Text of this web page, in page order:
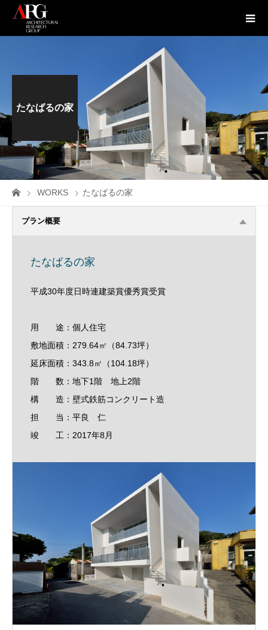
たなばるの家
WORKS たなばるの家
プラン概要
たなばるの家
平成30年度日時連建築賞優秀賞受賞
用 途：個人住宅
敷地面積：279.64㎡（84.73坪）
延床面積：343.8㎡（104.18坪）
階 数：地下1階 地上2階
構 造：壁式鉄筋コンクリート造
担 当：平良 仁
竣 工：2017年8月